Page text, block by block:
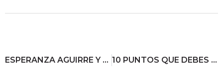
ESPERANZA AGUIRRE Y FELICIANO LÓPEZ JUEGAN AL GOLF EN BENEFICIO DEL CÁNCER DE MAMA 10 PUNTOS QUE DEBES SABER SOBRE EL ELIMINADOR DE LÍNEAS DE EXPRESIÓN